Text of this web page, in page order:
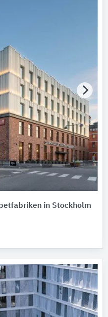
in Stockholm